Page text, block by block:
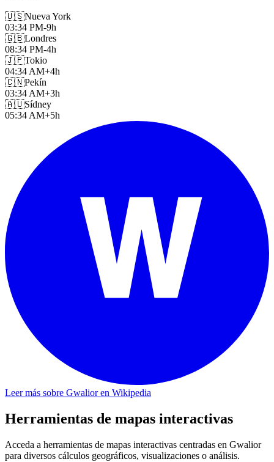
🇺🇸Nueva York
03:34 PM-9h
🇬🇧Londres
08:34 PM-4h
🇯🇵Tokio
04:34 AM+4h
🇨🇳Pekín
03:34 AM+3h
🇦🇺Sídney
05:34 AM+5h
Leer más sobre Gwalior en Wikipedia
Herramientas de mapas interactivas
Acceda a herramientas de mapas interactivas centradas en Gwalior
para diversos cálculos geográficos, visualizaciones o análisis.